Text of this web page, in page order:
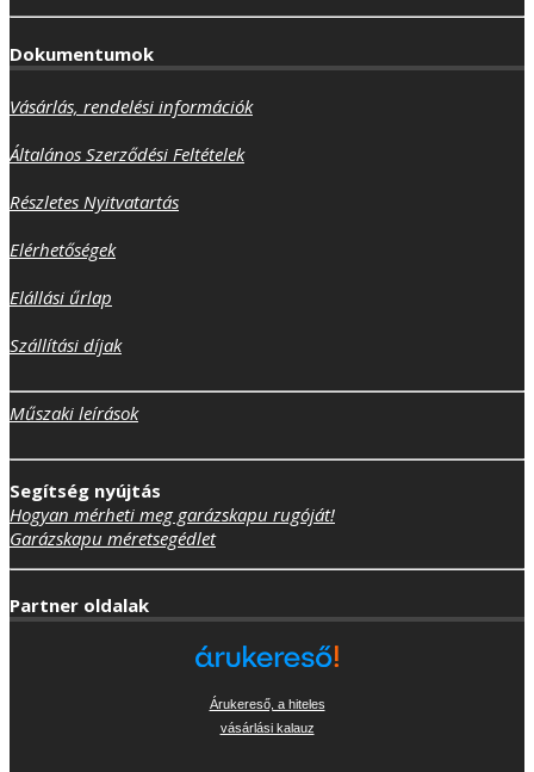
Dokumentumok
Vásárlás, rendelési információk
Általános Szerződési Feltételek
Részletes Nyitvatartás
Elérhetőségek
Elállási űrlap
Szállítási díjak
Műszaki leírások
Segítség nyújtás
Hogyan mérheti meg garázskapu rugóját!
Garázskapu méretsegédlet
Partner oldalak
Árukereső, a hiteles
vásárlási kalauz